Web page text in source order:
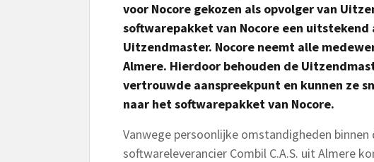
voor Nocore gekozen als opvolger van
softwarepakket van Nocore een
Uitzendmaster. Nocore neemt alle
Almere. Hierdoor behouden de
vertrouwde aanspreekpunt en kunnen ze
naar het softwarepakket van Nocore.
Vanwege persoonlijke omstandigheden binnen
softwareleverancier Combil C.A.S. uit Almere